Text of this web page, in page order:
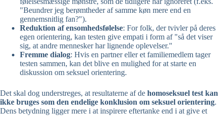
"Beundrer jeg berømtheder af samme køn mere end en
gennemsnitlig fan?").
Reduktion af ensomhedsfølelse: For folk, der tvivler på deres
egen orientering, kan testen give empati i form af "så det viser
sig, at andre mennesker har lignende oplevelser."
Fremme dialog: Hvis en partner eller et familiemedlem tager
testen sammen, kan det blive en mulighed for at starte en
diskussion om seksuel orientering.
Det skal dog understreges, at resultaterne af de homoseksuel test kan
ikke bruges som den endelige konklusion om seksuel orientering.
Dens betydning ligger mere i at inspirere eftertanke end i at give et